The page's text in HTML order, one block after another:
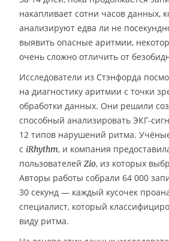
накапливает сотни часов данных,
анализируют едва ли не
выявить опасные аритмии,
очень сложно отличить от
Исследователи из Стэнфорда
на диагностику аритмии с точки
обработки данных. Они решили
способный анализировать ЭКГ-
12 типов нарушений ритма.
с iRhythm, и компания
пользователей Zio, из которых
Авторы работы собрали 64 000
30 секунд — каждый кусочек
специалист, который
виду ритма.